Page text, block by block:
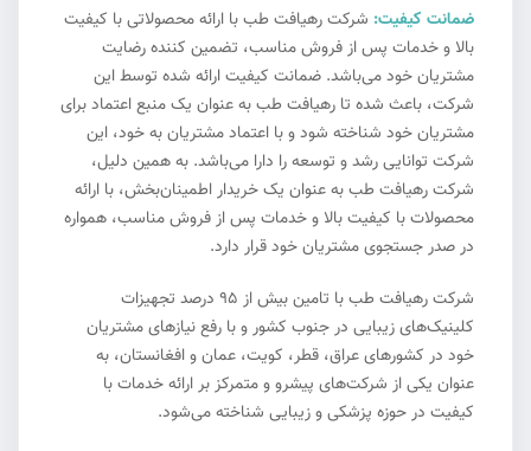
ضمانت کیفیت: شرکت رهیافت طب با ارائه محصولاتی با کیفیت
بالا و خدمات پس از فروش مناسب، تضمین کننده رضایت
مشتریان خود می‌باشد. ضمانت کیفیت ارائه شده توسط این
شرکت، باعث شده تا رهیافت طب به عنوان یک منبع اعتماد برای
مشتریان خود شناخته شود و با اعتماد مشتریان به خود، این
شرکت توانایی رشد و توسعه را دارا می‌باشد. به همین دلیل،
شرکت رهیافت طب به عنوان یک خریدار اطمینان‌بخش، با ارائه
محصولات با کیفیت بالا و خدمات پس از فروش مناسب، همواره
در صدر جستجوی مشتریان خود قرار دارد.
شرکت رهیافت طب با تامین بیش از ۹۵ درصد تجهیزات
کلینیک‌های زیبایی در جنوب کشور و با رفع نیازهای مشتریان
خود در کشورهای عراق، قطر، کویت، عمان و افغانستان، به
عنوان یکی از شرکت‌های پیشرو و متمرکز بر ارائه خدمات با
کیفیت در حوزه پزشکی و زیبایی شناخته می‌شود.